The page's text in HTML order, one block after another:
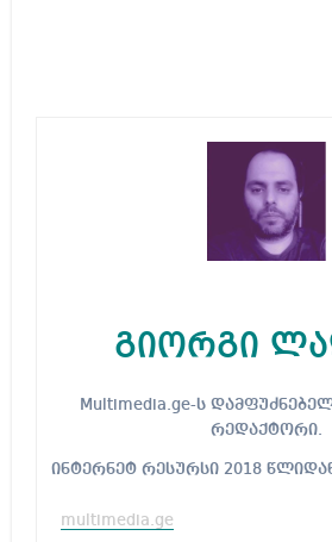
გიორგი
Multimedia.ge-ს დამფუძნებელი და მთავარი
რედაქტორი.
ინტერნეტ რესურსი 2018
multimedia.ge